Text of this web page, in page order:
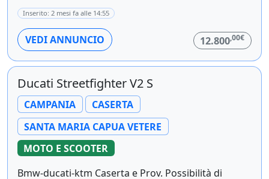
Inserito: 2 mesi fa alle 14:55
VEDI ANNUNCIO 12.800,00€
Ducati Streetfighter V2 S
CAMPANIA
CASERTA
SANTA MARIA CAPUA VETERE
MOTO E SCOOTER
Bmw-ducati-ktm Caserta e Prov. Possibilità di